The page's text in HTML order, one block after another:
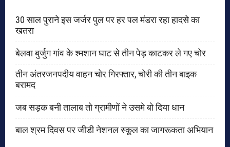
30 साल पुराने इस जर्जर पुल पर हर पल मंडरा रहा हादसे का
खतरा
बेलवा बुर्जुग गांव के श्मशान घाट से तीन पेड़ काटकर ले गए चोर
तीन अंतरजनपदीय वाहन चोर गिरफ्तार, चोरी की तीन बाइक
बरामद
जब सड़क बनी तालाब तो ग्रामीणों ने उसमे बो दिया धान
बाल श्रम दिवस पर जीडी नेशनल स्कूल का जागरूकता अभियान